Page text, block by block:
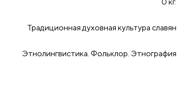
Традиционная духовная культура славян
Этнолингвистика. Фольклор. Этнография